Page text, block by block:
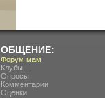
ОБЩЕНИЕ:
Форум мам
Клубы
Опросы
Комментарии
Оценки